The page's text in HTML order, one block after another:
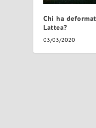
Chi ha
Lattea?
03/03/2020